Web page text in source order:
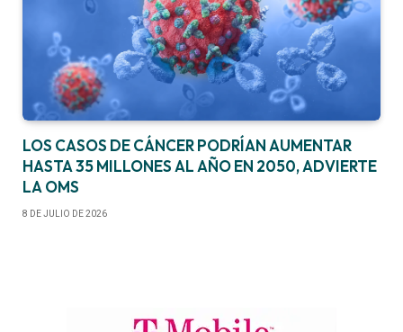
LOS CASOS DE CÁNCER PODRÍAN AUMENTAR
HASTA 35 MILLONES AL AÑO EN 2050, ADVIERTE
LA OMS
8 DE JULIO DE 2026